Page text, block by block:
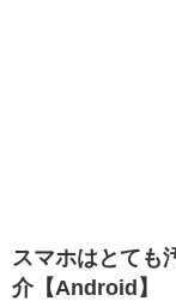
スマホはとても
介【Android】